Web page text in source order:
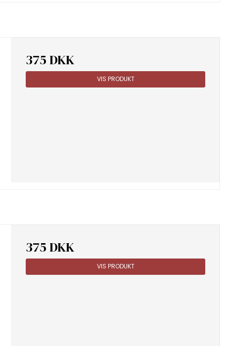
375 DKK
VIS PRODUKT
375 DKK
VIS PRODUKT